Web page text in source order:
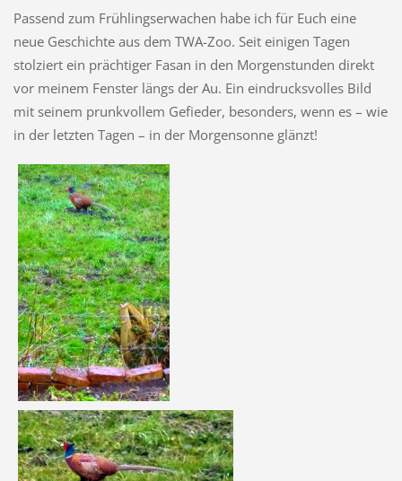
Passend zum Frühlingserwachen habe ich für Euch eine
neue Geschichte aus dem TWA-Zoo. Seit einigen Tagen
stolziert ein prächtiger Fasan in den Morgenstunden direkt
vor meinem Fenster längs der Au. Ein eindrucksvolles Bild
mit seinem prunkvollem Gefieder, besonders, wenn es – wie
in der letzten Tagen – in der Morgensonne glänzt!